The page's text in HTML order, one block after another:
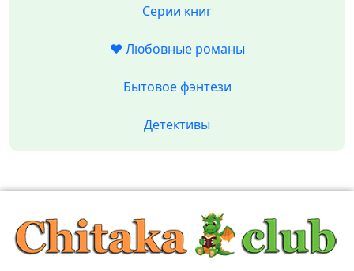
Серии книг
❤️ Любовные романы
Бытовое фэнтези
Детективы